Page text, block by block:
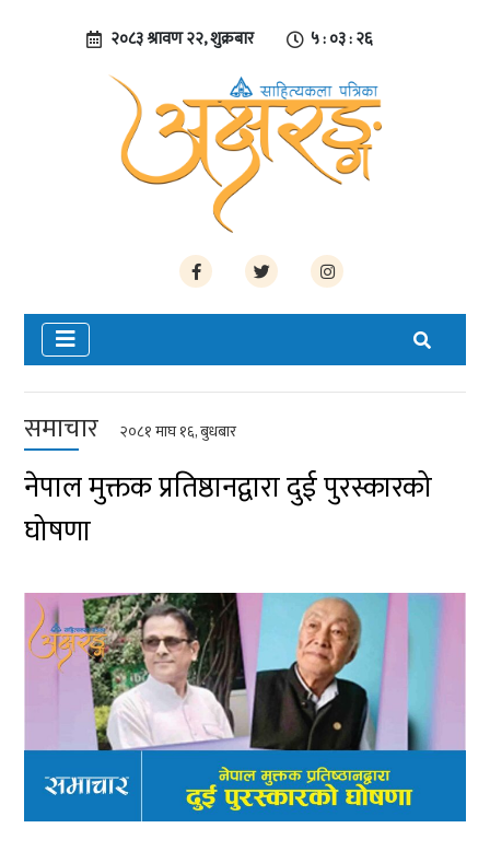
२०८३ श्रावण २२, शुक्रबार ५ : ०३ : २७
समाचार २०८१ माघ १६, बुधबार
नेपाल मुक्तक प्रतिष्ठानद्वारा दुई पुरस्कारको
घोषणा